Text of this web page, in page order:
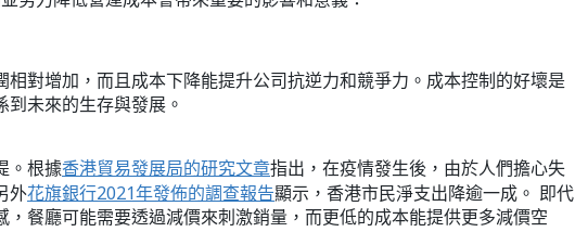
對增加，而且成本下降能提升公司抗逆力和競爭力。成本控制的好壞是
未來的生存與發展。
。根據香港貿易發展局的研究文章指出，在疫情發生後，由於人們擔心失
外花旗銀行2021年發佈的調查報告顯示，香港市民淨支出降逾一成。 即代
餐廳可能需要透過減價來刺激銷量，而更低的成本能提供更多減價空